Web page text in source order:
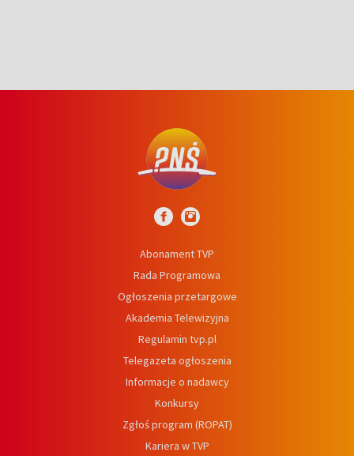
Abonament TVP
Rada Programowa
Ogłoszenia przetargowe
Akademia Telewizyjna
Regulamin tvp.pl
Telegazeta ogłoszenia
Informacje o nadawcy
Konkursy
Zgłoś program (ROPAT)
Kariera w TVP